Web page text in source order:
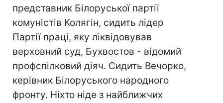
представник Білоруської партії
комуністів Колягін, сидить лідер
Партії праці, яку ліквідовував
верховний суд, Бухвостов - відомий
профспілковий діяч. Сидить Вечорко,
керівник Білоруського народного
фронту. Ніхто ніде з найближчих